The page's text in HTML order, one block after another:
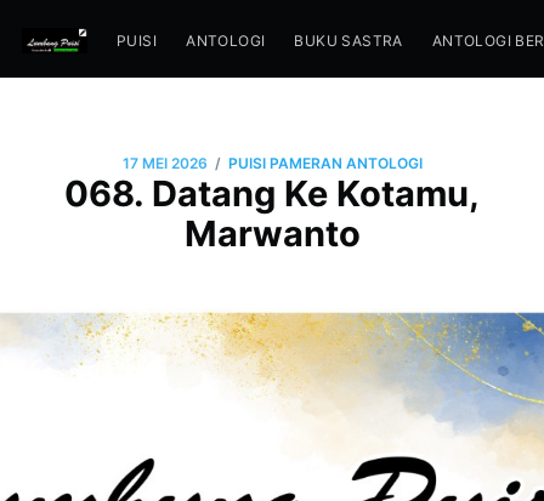
PUISI ANTOLOGI BUKU SASTRA ANTOLOGI
17 MEI 2026 / PUISI PAMERAN ANTOLOGI
068. Datang Ke Kotamu,
Marwanto